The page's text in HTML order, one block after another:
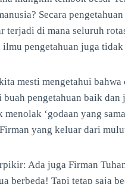
Secara
terjadi di mana seluruh
ilmu pengetahuan juga
mesti mengetahui
buah pengetahuan baik
menolak ‘godaan yang
yang keluar dari
Ada juga Firman
berbeda! Tapi tetap saja